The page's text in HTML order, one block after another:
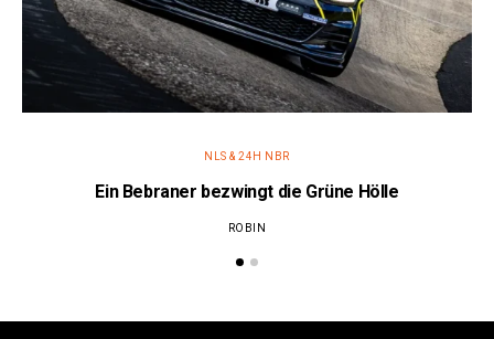
NLS & 24H NBR
Ein Bebraner bezwingt die Grüne Hölle
ROBIN